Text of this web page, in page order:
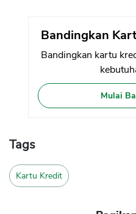
Bandingkan
Bandingkan kartu
Mulai
Tags
Kartu Kredit